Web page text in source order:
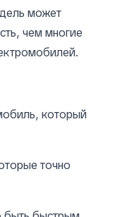
может
чем многие
который
точно